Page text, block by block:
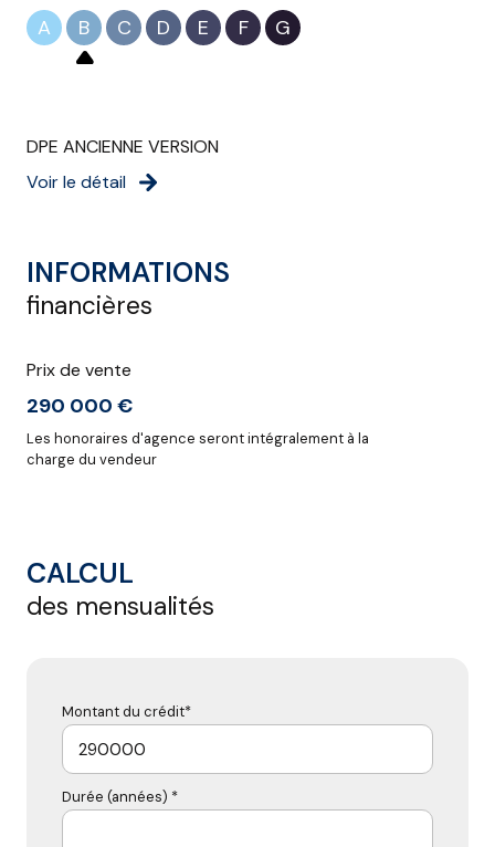
A B C D E F G
DPE ANCIENNE VERSION
Voir le détail
INFORMATIONS
financières
Prix de vente
290 000 €
Les honoraires d'agence seront intégralement à la
charge du vendeur
CALCUL
des mensualités
Montant du crédit*
Durée (années) *